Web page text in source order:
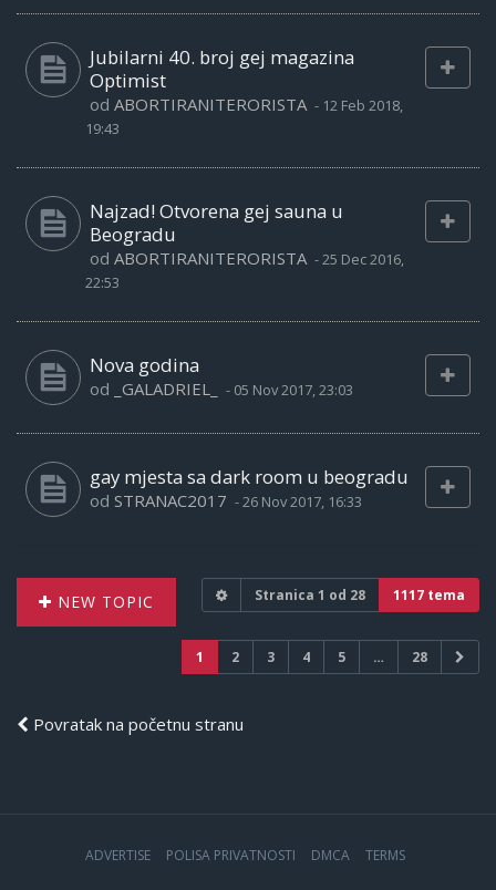
Jubilarni 40. broj gej magazina
Optimist
od ABORTIRANITERORISTA - 12 Feb 2018,
19:43
Najzad! Otvorena gej sauna u
Beogradu
od ABORTIRANITERORISTA -25 Dec 2016,
22:53
Nova godina
od _GALADRIEL_ - 05 Nov 2017, 23:03
gay mjesta sa dark room u beogradu
od STRANAC2017 -26 Nov 2017, 16:33
NEW TOPIC Stranica 1 od 28 1117 tema
1 2 3 4 5 … 28
Povratak na početnu stranu
ADVERTISE POLISA PRIVATNOSTI DMCA TERMS